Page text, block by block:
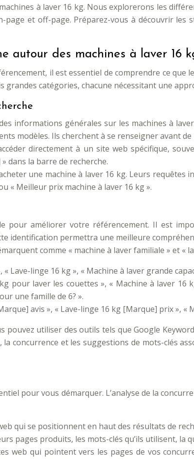
à laver 16 kg. Nous explorerons les
page et off-page. Préparez-vous à découvrir
autour des machines à laver 16
il est essentiel de comprendre ce
grandes catégories, chacune nécessitant une
informations générales sur les machines à
modèles. Ils cherchent à se renseigner avant de
directement à un site web spécifique,
dans la barre de recherche.
une machine à laver 16 kg. Leurs requêtes
« Meilleur prix machine à laver 16 kg ».
pour améliorer votre référencement. Il est
identification permettra une meilleure
comme « machine à laver familiale » et «
« Lave-linge 16 kg », « Machine à laver grande
pour laver les couettes », « Machine à laver
une famille de 6? ».
avis », « Lave-linge 16 kg [Marque] prix », «
pouvez utiliser des outils tels que Google
concurrence et les suggestions de mots-clés
pour vous démarquer. L’analyse de la
qui se positionnent en haut des résultats de
pages produits, les mots-clés qu’ils utilisent, la
web qui pointent vers les pages de vos